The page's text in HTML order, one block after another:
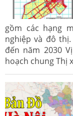
gồm các hạng
nghiệp và đô
đến năm 2030
hoạch chung Thị